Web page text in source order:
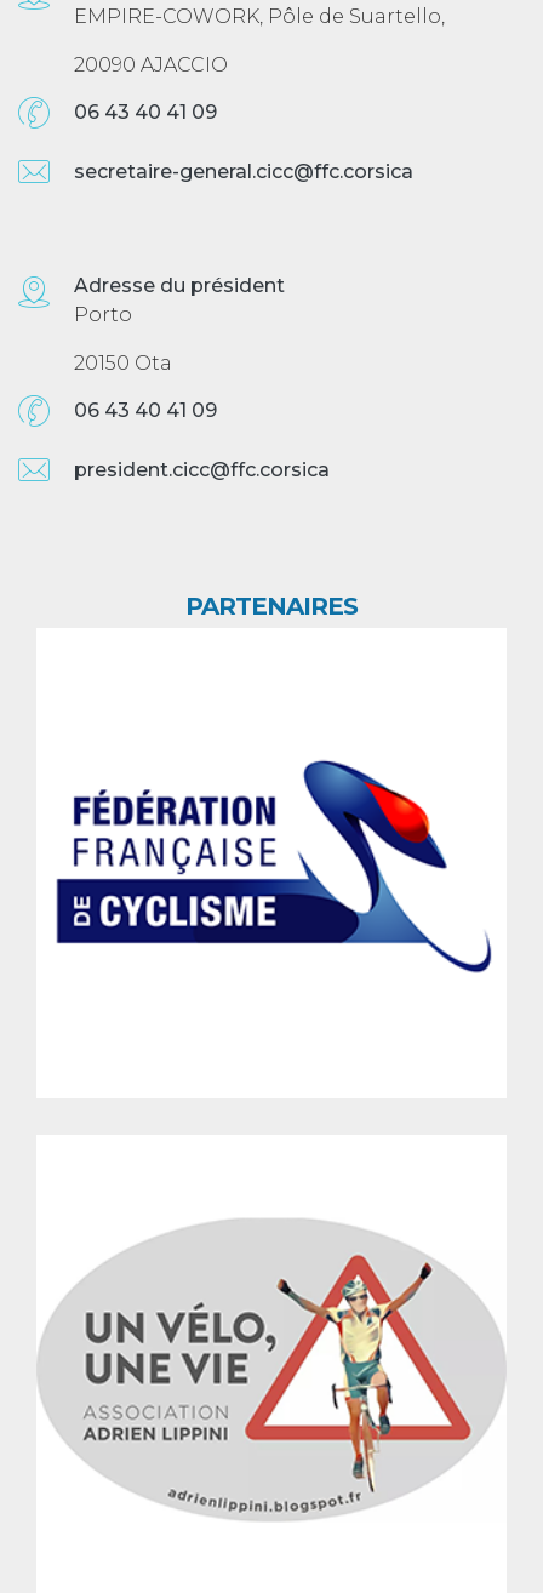
EMPIRE-COWORK, Pôle de Suartello,
20090 AJACCIO
06 43 40 41 09
secretaire-general.cicc@ffc.corsica
Adresse du président
Porto
20150 Ota
06 43 40 41 09
president.cicc@ffc.corsica
PARTENAIRES